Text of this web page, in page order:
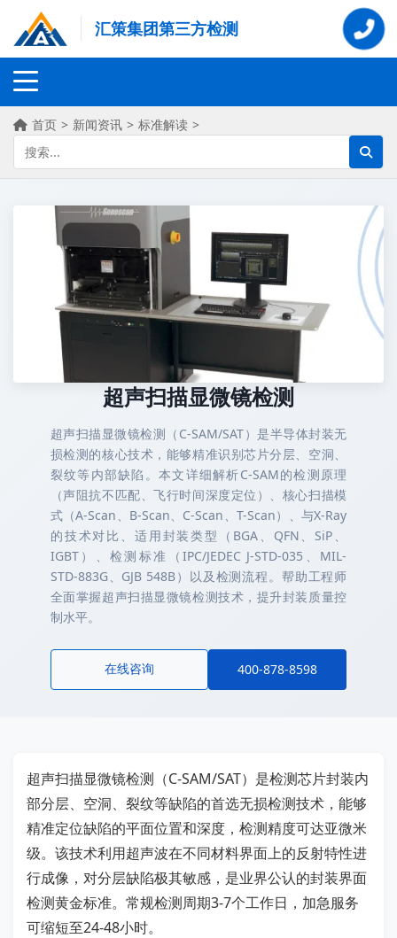
汇策集团第三方检测
首页 > 新闻资讯 > 标准解读 >
超声扫描显微镜检测
超声扫描显微镜检测（C-SAM/SAT）是半导体封装无
损检测的核心技术，能够精准识别芯片分层、空洞、
裂纹等内部缺陷。本文详细解析C-SAM的检测原理
（声阻抗不匹配、飞行时间深度定位）、核心扫描模
式（A-Scan、B-Scan、C-Scan、T-Scan）、与X-Ray
的技术对比、适用封装类型（BGA、QFN、SiP、
IGBT）、检测标准（IPC/JEDEC J-STD-035、MIL-
STD-883G、GJB 548B）以及检测流程。帮助工程师
全面掌握超声扫描显微镜检测技术，提升封装质量控
制水平。
在线咨询 400-878-8598
超声扫描显微镜检测（C-SAM/SAT）是检测芯片封装内
部分层、空洞、裂纹等缺陷的首选无损检测技术，能够
精准定位缺陷的平面位置和深度，检测精度可达亚微米
级。该技术利用超声波在不同材料界面上的反射特性进
行成像，对分层缺陷极其敏感，是业界公认的封装界面
检测黄金标准。常规检测周期3-7个工作日，加急服务
可缩短至24-48小时。